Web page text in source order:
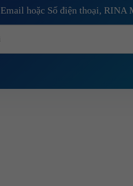
hoặc Số điện thoại, RINA